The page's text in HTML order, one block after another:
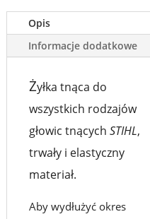
2.4
MM
|
POMARAŃCZOWA
KWADRATOWA
Opis
Informacje dodatkowe
Żyłka tnąca do
wszystkich rodzajów
głowic tnących STIHL,
trwały i elastyczny
materiał.
Aby wydłużyć okres